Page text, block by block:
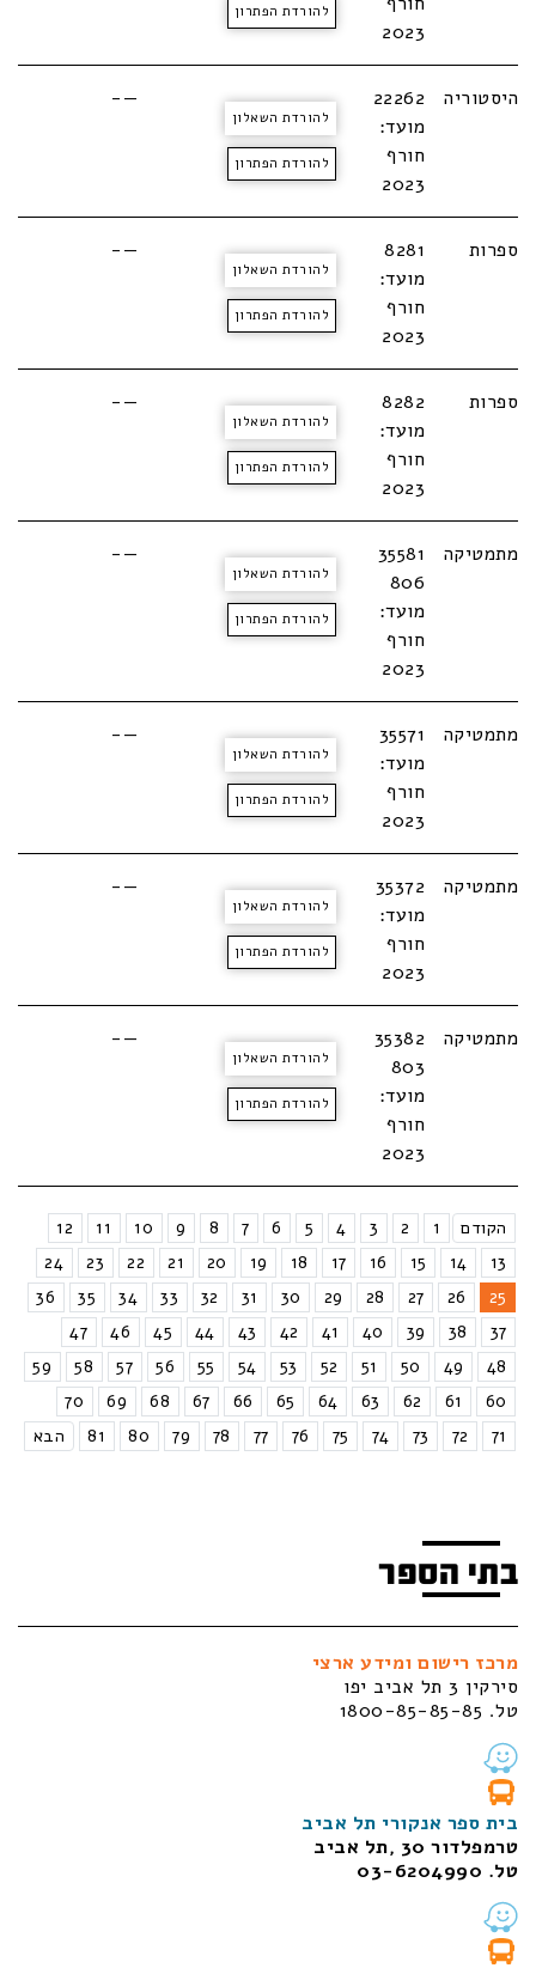
2023
להורדת הפתרון
היסטוריה
22262
מועד:
חורף
2023
להורדת השאלון
להורדת הפתרון
—-
ספרות
8281
מועד:
חורף
2023
להורדת השאלון
להורדת הפתרון
—-
ספרות
8282
מועד:
חורף
2023
להורדת השאלון
להורדת הפתרון
—-
מתמטיקה
35581
806
מועד:
חורף
2023
להורדת השאלון
להורדת הפתרון
—-
מתמטיקה
35571
מועד:
חורף
2023
להורדת השאלון
להורדת הפתרון
—-
מתמטיקה
35372
מועד:
חורף
2023
להורדת השאלון
להורדת הפתרון
—-
מתמטיקה
35382
803
מועד:
חורף
2023
להורדת השאלון
להורדת הפתרון
—-
הקודם 1
2
3
4
5
6
7
8
9
10
11
12
13
14
15
16
17
18
19
20
21
22
23
24
25
26
27
28
29
30
31
32
33
34
35
36
37
38
39
40
41
42
43
44
45
46
47
48
49
50
51
52
53
54
55
56
57
58
59
60
61
62
63
64
65
66
67
68
69
70
71
72
73
74
75
76
77
78
79
80
81 הבא
בתי הספר
מרכז רישום ומידע ארצי
סירקין 3 תל אביב יפו
טל. 1800-85-85-85
בית ספר אנקורי תל אביב
טרמפלדור 30 ,תל אביב
טל. 03-6204990